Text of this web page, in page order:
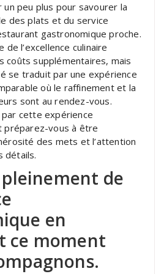
peu plus pour savourer la
des plats et du service
gastronomique proche.
de l’excellence culinaire
coûts supplémentaires, mais
se traduit par une expérience
où le raffinement et la
sont au rendez-vous.
cette expérience
préparez-vous à être
des mets et l’attention
détails.
de
en
ce moment